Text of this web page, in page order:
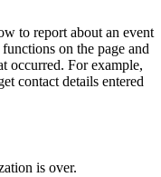
to report about an event
on the page and
occurred. For example,
contact details entered
is over.